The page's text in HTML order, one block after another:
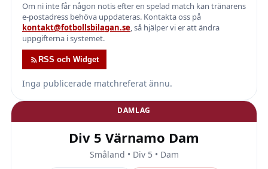
Om ni inte får någon notis efter en spelad match kan tränarens
e-postadress behöva uppdateras. Kontakta oss på
kontakt@fotbollsbilagan.se, så hjälper vi er att ändra
uppgifterna i systemet.
RSS och Widget
Inga publicerade matchreferat ännu.
DAMLAG
Div 5 Värnamo Dam
Småland • Div 5 • Dam